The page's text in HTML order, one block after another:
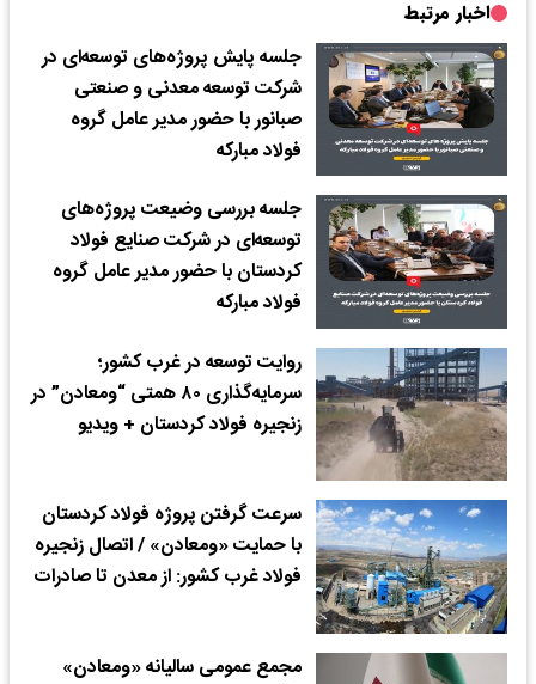
اخبار مرتبط
جلسه پایش پروژه‌های توسعه‌ای در
شرکت توسعه معدنی و صنعتی
صبانور با حضور مدیر عامل گروه
فولاد مبارکه
جلسه بررسی وضیعت پروژه‌های
توسعه‌ای در شرکت صنایع فولاد
کردستان با حضور مدیر عامل گروه
فولاد مبارکه
روایت توسعه در غرب کشور؛
سرمایه‌گذاری ۸۰ همتی “ومعادن” در
زنجیره فولاد کردستان + ویدیو
سرعت گرفتن پروژه فولاد کردستان
با حمایت «ومعادن» / اتصال زنجیره
فولاد غرب کشور: از معدن تا صادرات
مجمع عمومی سالیانه «ومعادن»